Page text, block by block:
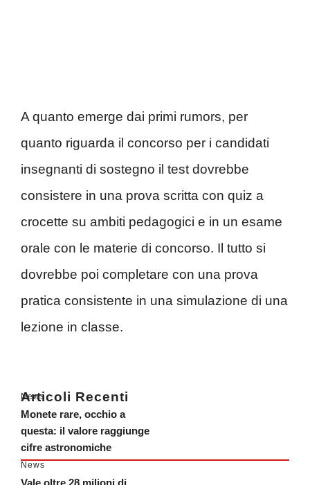
A quanto emerge dai primi rumors, per
quanto riguarda il concorso per i candidati
insegnanti di sostegno il test dovrebbe
consistere in una prova scritta con quiz a
crocette su ambiti pedagogici e in un esame
orale con le materie di concorso. Il tutto si
dovrebbe poi completare con una prova
pratica consistente in una simulazione di una
lezione in classe.
Articoli Recenti
News
Monete rare, occhio a
questa: il valore raggiunge
cifre astronomiche
News
Vale oltre 28 milioni di